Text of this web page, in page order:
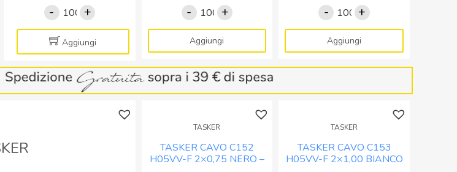
-
TASKER
CAVO
C127
3x0,75
NERO
-
+
Aggiungi
-
TASKER
CAVO
C151
H05VVH2-
F
2x1,00
BOB.
MT.
100
+
Aggiungi
-
TASKER
CAVO
C151
H05VVH2-
F
BOB.
MT.
100
+
Aggiungi
TASKER
TASKER CAVO C152
H05VV-F 2×0,75 NERO –
TASKER
TASKER CAVO C153
H05VV-F 2×1,00 BIANCO